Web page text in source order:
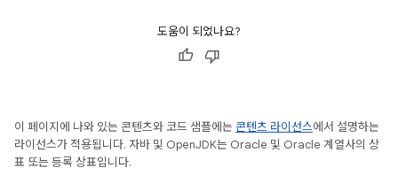
도움이 되었나요?
이 페이지에 나와 있는 콘텐츠와 코드 샘플에는 콘텐츠 라이선스에서 설명하는
라이선스가 적용됩니다. 자바 및 OpenJDK는 Oracle 및 Oracle 계열사의 상
표 또는 등록 상표입니다.